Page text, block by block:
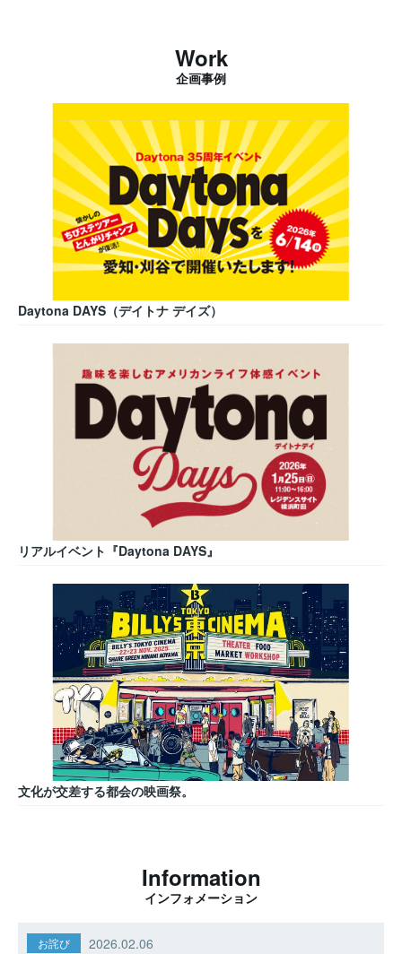
Work
企画事例
Daytona DAYS（デイトナ デイズ）
リアルイベント『Daytona DAYS』
文化が交差する都会の映画祭。
Information
インフォメーション
お詫び
2026.02.06